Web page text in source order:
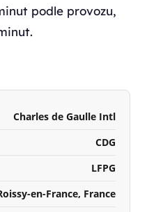
podle provozu,
Charles de Gaulle Intl
CDG
LFPG
en-France, France